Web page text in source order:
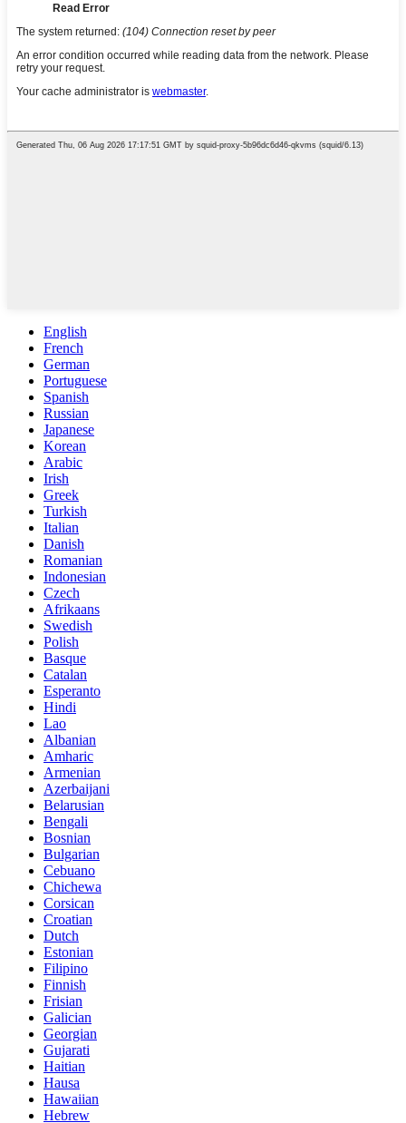
English
French
German
Portuguese
Spanish
Russian
Japanese
Korean
Arabic
Irish
Greek
Turkish
Italian
Danish
Romanian
Indonesian
Czech
Afrikaans
Swedish
Polish
Basque
Catalan
Esperanto
Hindi
Lao
Albanian
Amharic
Armenian
Azerbaijani
Belarusian
Bengali
Bosnian
Bulgarian
Cebuano
Chichewa
Corsican
Croatian
Dutch
Estonian
Filipino
Finnish
Frisian
Galician
Georgian
Gujarati
Haitian
Hausa
Hawaiian
Hebrew